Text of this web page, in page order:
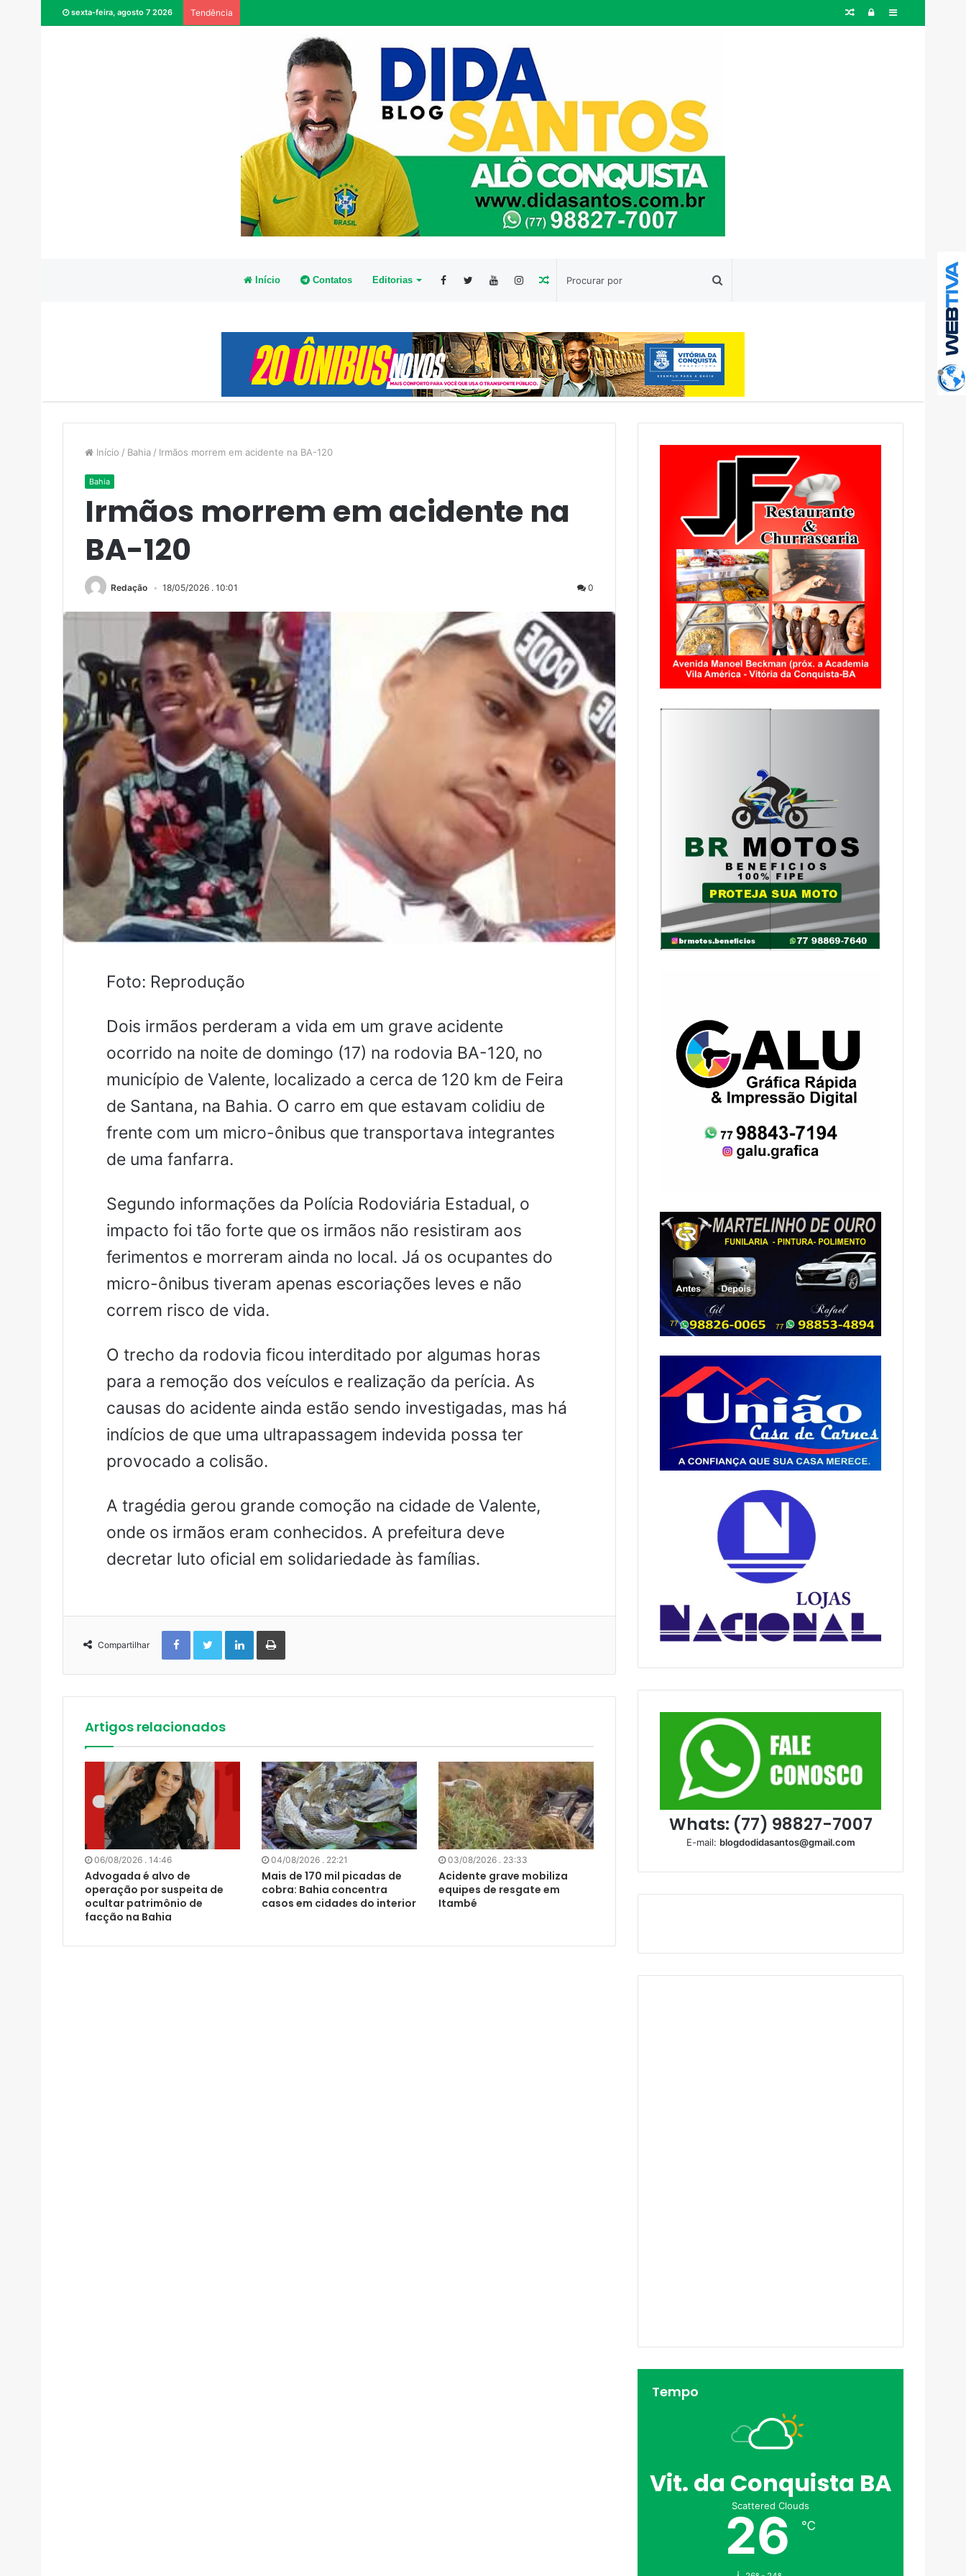
sexta-feira, agosto 7 2026 Tendência Barra
Entrar
Artigo
Início Contatos Editorias Artigo
Início / Bahia / Irmãos morrem em acidente na BA-120
Bahia
Irmãos morrem em acidente na
BA-120
Redação 18/05/2026 . 10:01 0
Foto: Reprodução
Dois irmãos perderam a vida em um grave acidente
ocorrido na noite de domingo (17) na rodovia BA-120, no
município de Valente, localizado a cerca de 120 km de Feira
de Santana, na Bahia. O carro em que estavam colidiu de
frente com um micro-ônibus que transportava integrantes
de uma fanfarra.
Segundo informações da Polícia Rodoviária Estadual, o
impacto foi tão forte que os irmãos não resistiram aos
ferimentos e morreram ainda no local. Já os ocupantes do
micro-ônibus tiveram apenas escoriações leves e não
correm risco de vida.
O trecho da rodovia ficou interditado por algumas horas
para a remoção dos veículos e realização da perícia. As
causas do acidente ainda estão sendo investigadas, mas há
indícios de que uma ultrapassagem indevida possa ter
provocado a colisão.
A tragédia gerou grande comoção na cidade de Valente,
onde os irmãos eram conhecidos. A prefeitura deve
decretar luto oficial em solidariedade às famílias.
Compartilhar
FacebookTwitterLinkedinImprimir
Artigos relacionados
06/08/2026 . 14:46
Advogada é alvo de
operação por suspeita de
ocultar patrimônio de
facção na Bahia
04/08/2026 . 22:21
Mais de 170 mil picadas de
cobra: Bahia concentra
casos em cidades do interior
03/08/2026 . 23:33
Acidente grave mobiliza
equipes de resgate em
Itambé
Whats: (77) 98827-7007
E-mail: blogdodidasantos@gmail.com
Tempo
Vit. da Conquista BA
Scattered Clouds
26 ℃